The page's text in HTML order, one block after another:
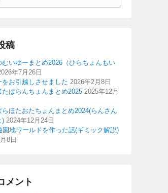
稿
むいゆーまとめ2026（ひらちょんもい
年7月26日
をお引越しさせました 2026年2月8日
たぱらんちょんまとめ2025 2025年12月
らほたおたちょんまとめ2024(らんさん
) 2024年12月24日
園地ワールドを作った話(ギミック解説)
8日
メント